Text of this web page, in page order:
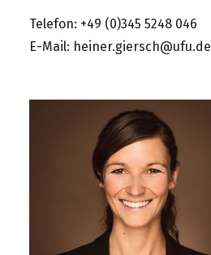
Telefon: +49 (0)345 5248 046
E-Mail: heiner.giersch@ufu.de